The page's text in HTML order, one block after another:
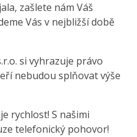
zašlete nám Váš
Vás v nejbližší době
si vyhrazuje právo
nebudou splňovat výše
rychlost! S našimi
telefonický pohovor!